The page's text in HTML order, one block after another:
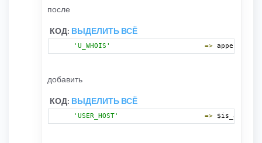
после
КОД: ВЫДЕЛИТЬ ВСЁ
'U_WHOIS' => append_sid
добавить
КОД: ВЫДЕЛИТЬ ВСЁ
'USER_HOST' => $is_admin